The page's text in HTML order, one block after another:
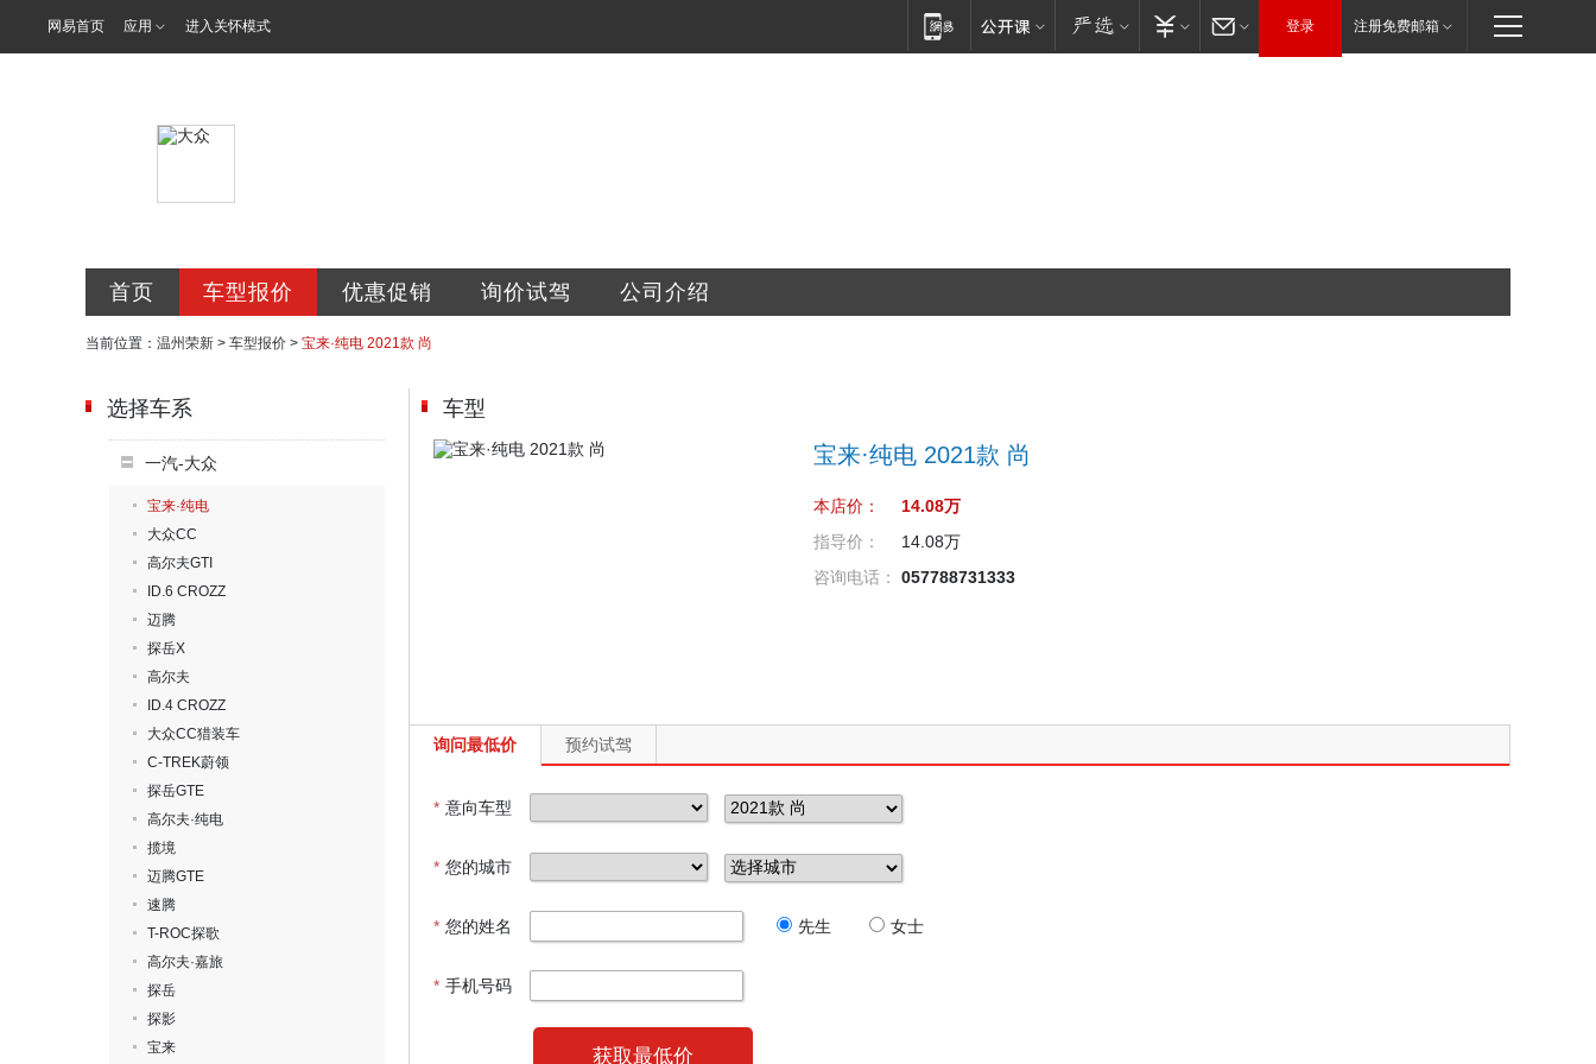
网易首页 应用 进入关怀模式 登录 注册免费邮箱
首页 车型报价 优惠促销 询价试驾 公司介绍
当前位置： 温州荣新 > 车型报价 > 宝来·纯电 2021款 尚
选择车系
一汽-大众
宝来·纯电
大众CC
高尔夫GTI
ID.6 CROZZ
迈腾
探岳X
高尔夫
ID.4 CROZZ
大众CC猎装车
C-TREK蔚领
探岳GTE
高尔夫·纯电
揽境
迈腾GTE
速腾
T-ROC探歌
高尔夫·嘉旅
探岳
探影
宝来
车型
宝来·纯电 2021款 尚
本店价：
14.08万
指导价：
14.08万
咨询电话：
057788731333
询问最低价 预约试驾
* 意向车型
* 您的城市
* 您的姓名 先生 女士
* 手机号码
获取最低价